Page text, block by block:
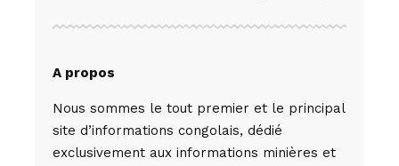
A propos
Nous sommes le tout premier et le principal
site d’informations congolais, dédié
exclusivement aux informations minières et